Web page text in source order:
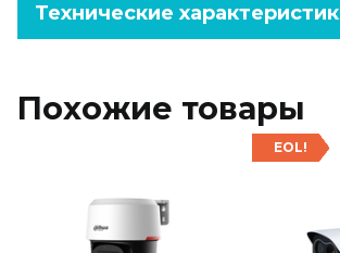
Технические
Похожие товары
EOL!